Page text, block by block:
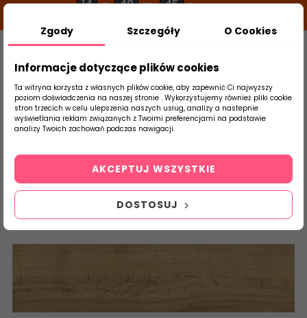
14 g 48 m 44 s
Szukaj
produktu
Strona Główna Płytki Łazienkowe
Zgody Szczegóły O Cookies
Informacje dotyczące plików cookies
Ta witryna korzysta z własnych plików cookie, aby zapewnić Ci najwyższy
poziom doświadczenia na naszej stronie . Wykorzystujemy również pliki cookie
stron trzecich w celu ulepszenia naszych usług, analizy a nastepnie
wyświetlania reklam związanych z Twoimi preferencjami na podstawie
analizy Twoich zachowań podczas nawigacji.
DOSTOSUJ
AKCEPTUJ WSZYSTKIE